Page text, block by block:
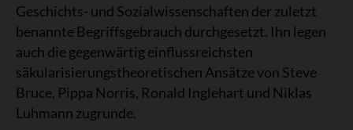
Geschichts- und Sozialwissenschaften der zuletzt
benannte Begriffsgebrauch durchgesetzt. Ihn legen
auch die gegenwärtig einflussreichsten
säkularisierungstheoretischen Ansätze von Steve
Bruce, Pippa Norris, Ronald Inglehart und Niklas
Luhmann zugrunde.